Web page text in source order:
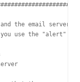
the email server to
use the "alert"